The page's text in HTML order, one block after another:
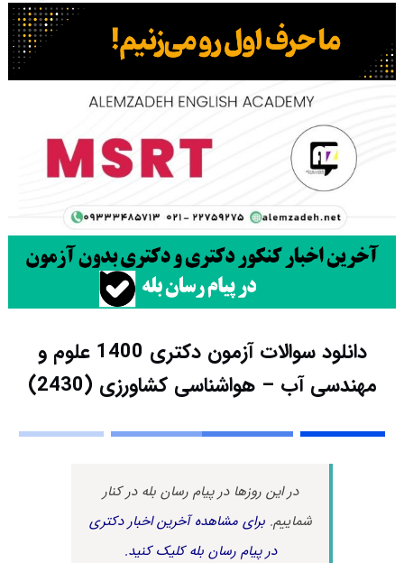
دانلود سوالات آزمون دکتری 1400 علوم و
مهندسی آب – هواشناسی کشاورزی (2430)
در این روزها در پیام رسان بله در کنار
شماییم.برای مشاهده آخرین اخبار دکتری
در پیام رسان بله کلیک کنید.